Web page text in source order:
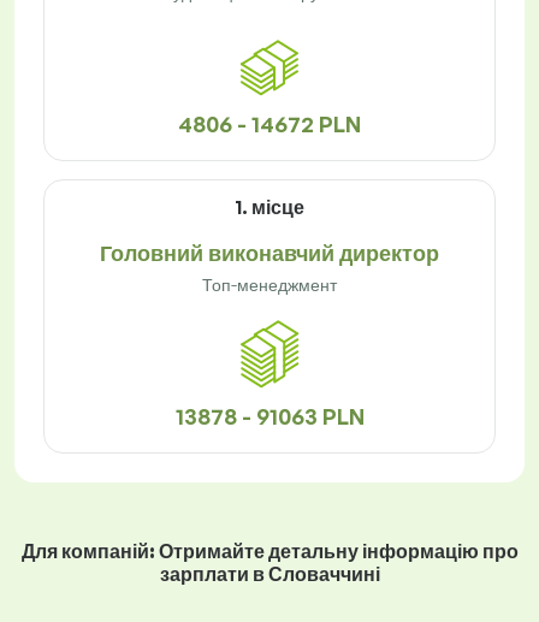
4806 - 14672 PLN
1. місце
Головний виконавчий директор
Топ-менеджмент
13878 - 91063 PLN
Для компаній: Отримайте детальну інформацію про
зарплати в Словаччині